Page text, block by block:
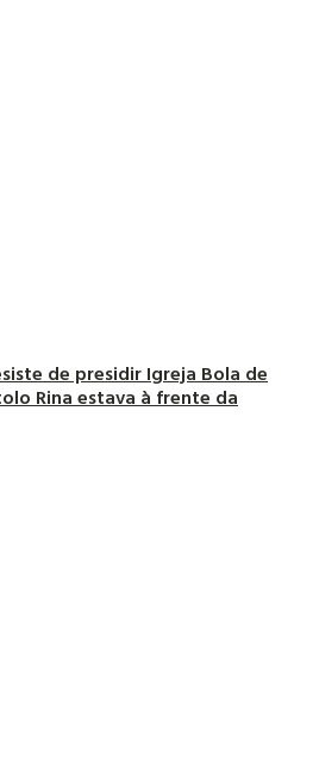
de presidir Igreja Bola de
Rina estava à frente da